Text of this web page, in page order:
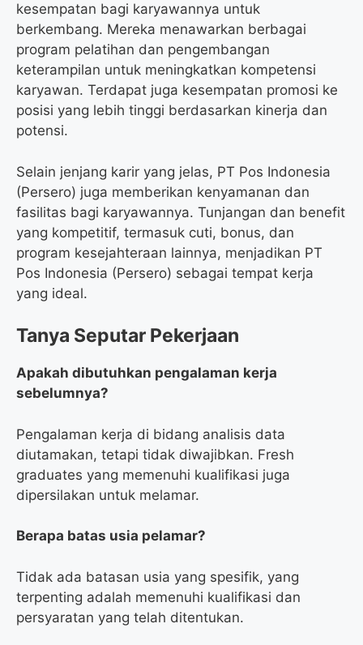
kesempatan bagi karyawannya untuk
berkembang. Mereka menawarkan berbagai
program pelatihan dan pengembangan
keterampilan untuk meningkatkan kompetensi
karyawan. Terdapat juga kesempatan promosi ke
posisi yang lebih tinggi berdasarkan kinerja dan
potensi.
Selain jenjang karir yang jelas, PT Pos Indonesia
(Persero) juga memberikan kenyamanan dan
fasilitas bagi karyawannya. Tunjangan dan benefit
yang kompetitif, termasuk cuti, bonus, dan
program kesejahteraan lainnya, menjadikan PT
Pos Indonesia (Persero) sebagai tempat kerja
yang ideal.
Tanya Seputar Pekerjaan
Apakah dibutuhkan pengalaman kerja
sebelumnya?
Pengalaman kerja di bidang analisis data
diutamakan, tetapi tidak diwajibkan. Fresh
graduates yang memenuhi kualifikasi juga
dipersilakan untuk melamar.
Berapa batas usia pelamar?
Tidak ada batasan usia yang spesifik, yang
terpenting adalah memenuhi kualifikasi dan
persyaratan yang telah ditentukan.